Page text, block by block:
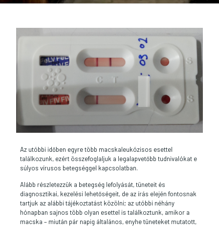
Az utóbbi időben egyre több macskaleukózisos esettel
találkozunk, ezért összefoglaljuk a legalapvetőbb tudnivalókat e
súlyos vírusos betegséggel kapcsolatban.
Alább részletezzük a betegség lefolyását, tüneteit és
diagnosztikai, kezelési lehetőségeit, de az írás elején fontosnak
tartjuk az alábbi tájékoztatást közölni; az utóbbi néhány
hónapban sajnos több olyan esettel is találkoztunk, amikor a
macska – miután pár napig általános, enyhe tüneteket mutatott,